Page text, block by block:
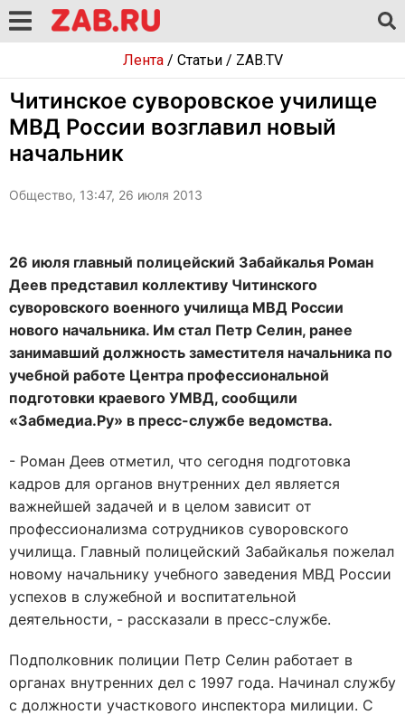
Лента/ Статьи/ ZAB.TV
Читинское суворовское училище
МВД России возглавил новый
начальник
Общество, 13:47, 26 июля 2013
26 июля главный полицейский Забайкалья Роман
Деев представил коллективу Читинского
суворовского военного училища МВД России
нового начальника. Им стал Петр Селин, ранее
занимавший должность заместителя начальника по
учебной работе Центра профессиональной
подготовки краевого УМВД, сообщили
«Забмедиа.Ру» в пресс-службе ведомства.
- Роман Деев отметил, что сегодня подготовка
кадров для органов внутренних дел является
важнейшей задачей и в целом зависит от
профессионализма сотрудников суворовского
училища. Главный полицейский Забайкалья пожелал
новому начальнику учебного заведения МВД России
успехов в служебной и воспитательной
деятельности, - рассказали в пресс-службе.
Подполковник полиции Петр Селин работает в
органах внутренних дел с 1997 года. Начинал службу
с должности участкового инспектора милиции. С